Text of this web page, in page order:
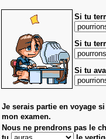
Si tu
Si tu
Si tu
Je serais partie en voyage
mon examen.
Nous ne prendrons pas le